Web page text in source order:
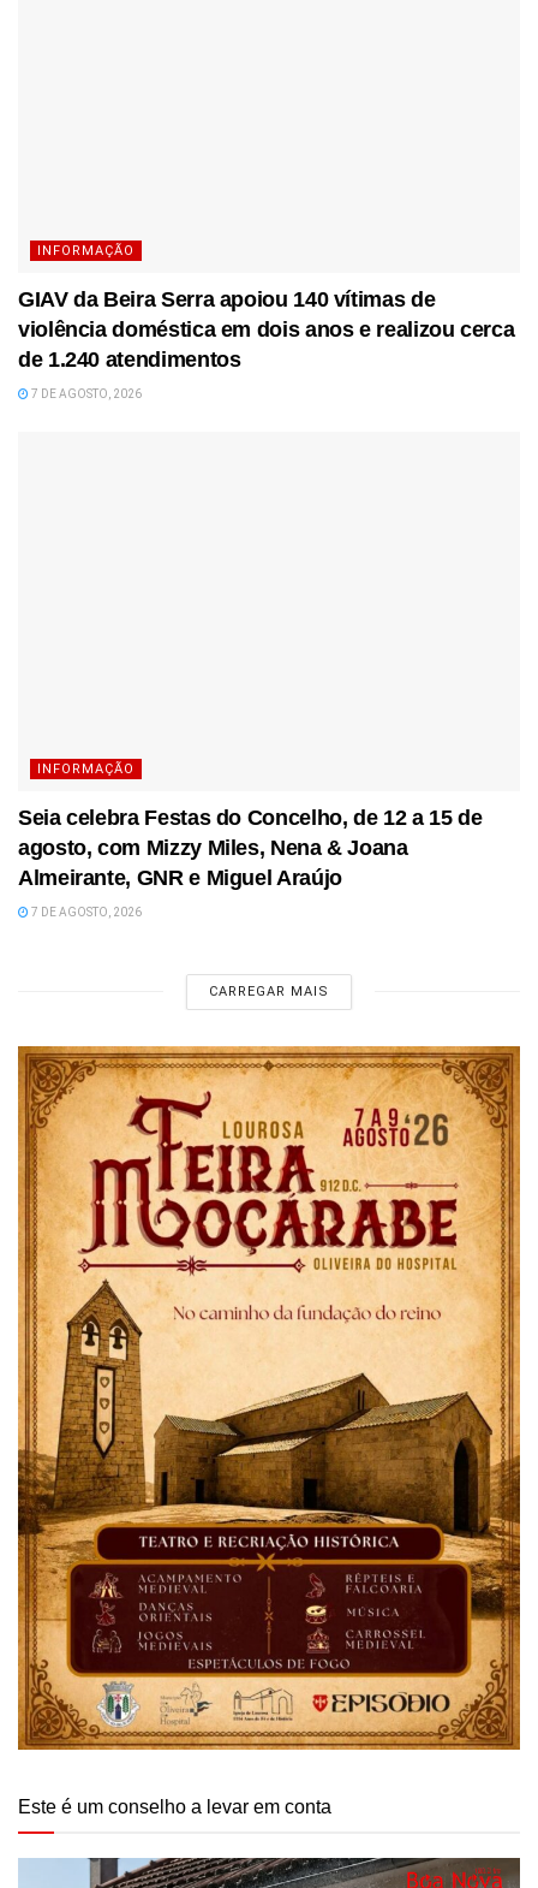
INFORMAÇÃO
GIAV da Beira Serra apoiou 140 vítimas de
violência doméstica em dois anos e realizou cerca
de 1.240 atendimentos
7 DE AGOSTO, 2026
INFORMAÇÃO
Seia celebra Festas do Concelho, de 12 a 15 de
agosto, com Mizzy Miles, Nena & Joana
Almeirante, GNR e Miguel Araújo
7 DE AGOSTO, 2026
CARREGAR MAIS
Este é um conselho a levar em conta